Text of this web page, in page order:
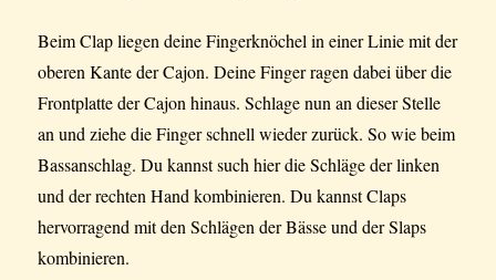
Beim Clap liegen deine Fingerknöchel in einer Linie mit der
oberen Kante der Cajon. Deine Finger ragen dabei über die
Frontplatte der Cajon hinaus. Schlage nun an dieser Stelle
an und ziehe die Finger schnell wieder zurück. So wie beim
Bassanschlag. Du kannst such hier die Schläge der linken
und der rechten Hand kombinieren. Du kannst Claps
hervorragend mit den Schlägen der Bässe und der Slaps
kombinieren.